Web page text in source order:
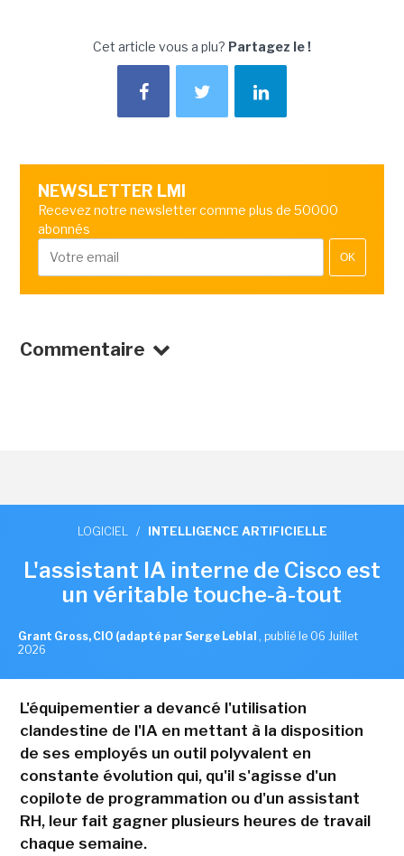
Cet article vous a plu? Partagez le !
NEWSLETTER LMI
Recevez notre newsletter comme plus de 50000
abonnés
OK
Commentaire
LOGICIEL / INTELLIGENCE ARTIFICIELLE
L'assistant IA interne de Cisco est
un véritable touche-à-tout
Grant Gross, CIO (adapté par Serge Leblal , publié le 06 Juillet
2026
L'équipementier a devancé l'utilisation
clandestine de l'IA en mettant à la disposition
de ses employés un outil polyvalent en
constante évolution qui, qu'il s'agisse d'un
copilote de programmation ou d'un assistant
RH, leur fait gagner plusieurs heures de travail
chaque semaine.